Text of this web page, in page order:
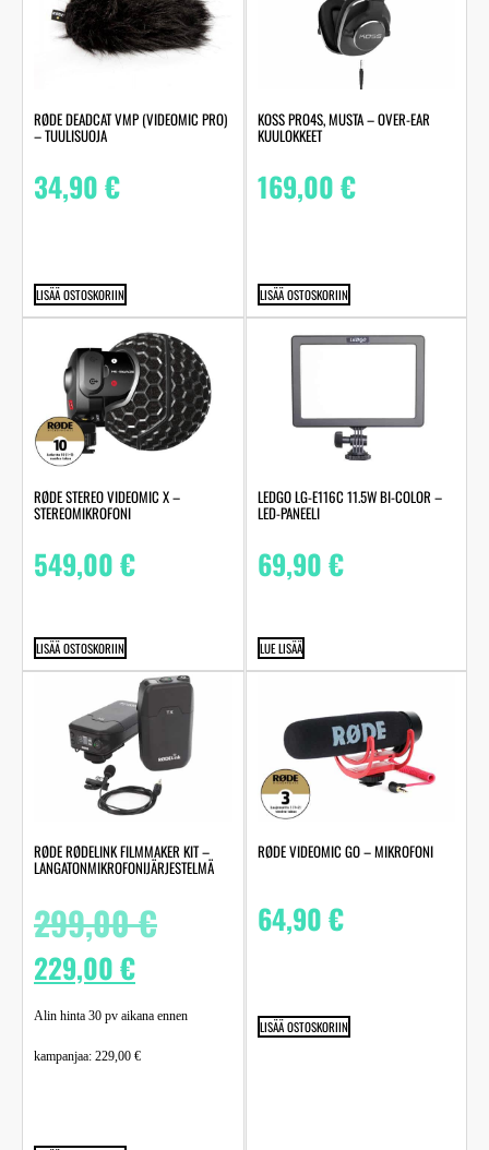
RØDE DEADCAT VMP (VIDEOMIC PRO)
– TUULISUOJA
34,90€
LISÄÄ OSTOSKORIIN
KOSS PRO4S, MUSTA – OVER-EAR
KUULOKKEET
169,00€
LISÄÄ OSTOSKORIIN
RØDE STEREO VIDEOMIC X –
STEREOMIKROFONI
549,00€
LISÄÄ OSTOSKORIIN
LEDGO LG-E116C 11.5W BI-COLOR –
LED-PANEELI
69,90€
LUE LISÄÄ
RØDE RØDELINK FILMMAKER KIT –
LANGATONMIKROFONIJÄRJESTELMÄ
299,00€
229,00€
Alin hinta 30 pv aikana ennen
kampanjaa: 229,00 €
RØDE VIDEOMIC GO – MIKROFONI
64,90€
LISÄÄ OSTOSKORIIN